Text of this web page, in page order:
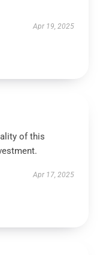
Apr 19, 2025
of this
Apr 17, 2025